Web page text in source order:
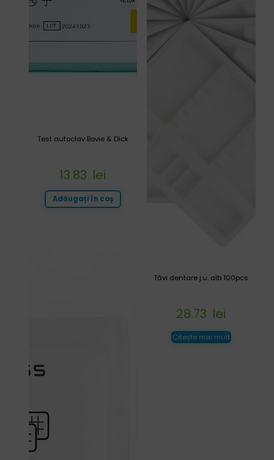
Tăvi dentare j.u. alb 100pcs
28.73 lei
Citește mai mult
Test autoclav Bovie & Dick
13.83 lei
Adăugați în coș